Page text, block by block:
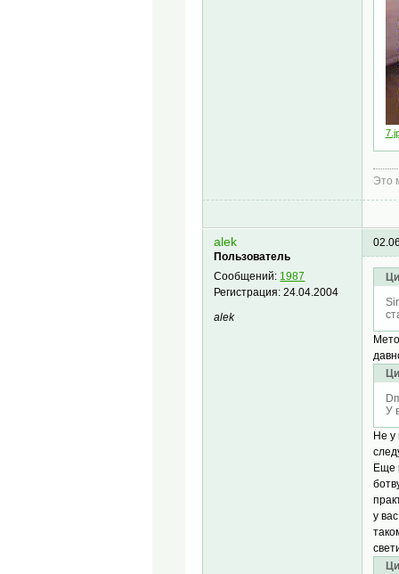
Это
alek
Пользователь
Сообщений: 1987
Регистрация:24.04.2004
alek
У
Не у
Еще
у